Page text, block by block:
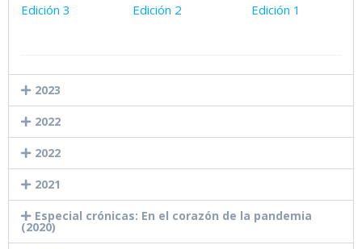
Edición 3 Edición 2 Edición 1
2023
2022
2022
2021
Especial crónicas: En el corazón de la pandemia
(2020)